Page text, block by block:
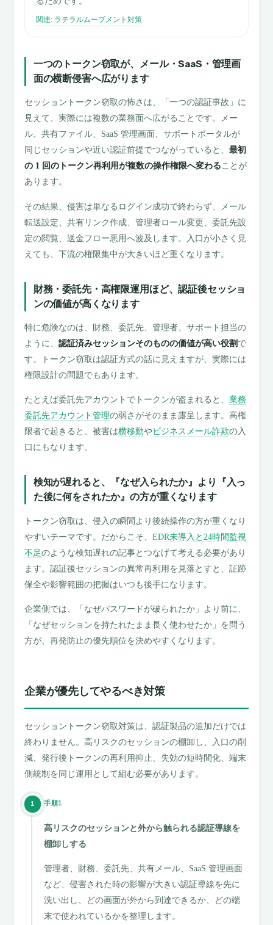
関連: ラテラルムーブメント対策
一つのトークン窃取が、メール・SaaS・管理画
面の横断侵害へ広がります
セッショントークン窃取の怖さは、「一つの認証事故」に
見えて、実際には複数の業務面へ広がることです。メー
ル、共有ファイル、SaaS 管理画面、サポートポータルが
同じセッションや近い認証前提でつながっていると、最初
の 1 回のトークン再利用が複数の操作権限へ変わることが
あります。
その結果、侵害は単なるログイン成功で終わらず、メール
転送設定、共有リンク作成、管理者ロール変更、委託先設
定の閲覧、送金フロー悪用へ波及します。入口が小さく見
えても、下流の権限集中が大きいほど重くなります。
財務・委託先・高権限運用ほど、認証後セッショ
ンの価値が高くなります
特に危険なのは、財務、委託先、管理者、サポート担当の
ように、認証済みセッションそのものの価値が高い役割 で
す。トークン窃取は認証方式の話に見えますが、実際には
権限設計の問題でもあります。
たとえば委託先アカウントでトークンが盗まれると、業務
委託先アカウント管理の弱さがそのまま露呈します。高権
限者で起きると、被害は横移動やビジネスメール詐欺の入
口にもなります。
検知が遅れると、『なぜ入られたか』より『入っ
た後に何をされたか』の方が重くなります
トークン窃取は、侵入の瞬間より後続操作の方が重くなり
やすいテーマです。だからこそ、EDR未導入と24時間監視
不足のような検知遅れの記事とつなげて考える必要があり
ます。認証後セッションの異常再利用を見落とすと、証跡
保全や影響範囲の把握はいつも後手になります。
企業側では、「なぜパスワードが破られたか」より前に、
「なぜセッションを持たれたまま長く使わせたか」を問う
方が、再発防止の優先順位を決めやすくなります。
企業が優先してやるべき対策
セッショントークン窃取対策は、認証製品の追加だけでは
終わりません。高リスクのセッションの棚卸し、入口の削
減、発行後トークンの再利用抑止、失効の短時間化、端末
側統制を同じ運用として組む必要があります。
1 手順1
高リスクのセッションと外から触られる認証導線を
棚卸しする
管理者、財務、委託先、共有メール、SaaS 管理画面
など、侵害された時の影響が大きい認証導線を先に
洗い出し、どの画面が外から到達できるか、どの端
末で使われているかを整理します。